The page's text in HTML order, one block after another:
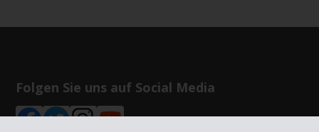
Folgen Sie uns auf Social Media